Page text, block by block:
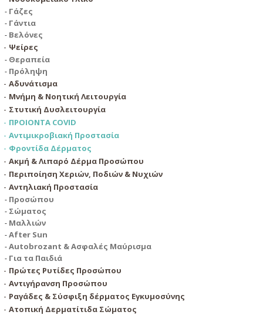
Γάζες
Γάντια
Βελόνες
Ψείρες
Θεραπεία
Πρόληψη
Αδυνάτισμα
Μνήμη & Νοητική Λειτουργία
Στυτική Δυσλειτουργία
ΠΡΟΙΟΝΤΑ COVID
Αντιμικροβιακή Προστασία
Φροντίδα Δέρματος
Ακμή & Λιπαρό Δέρμα Προσώπου
Περιποίηση Χεριών, Ποδιών & Νυχιών
Αντηλιακή Προστασία
Προσώπου
Σώματος
Μαλλιών
After Sun
Autobrozant & Ασφαλές Μαύρισμα
Για τα Παιδιά
Πρώτες Ρυτίδες Προσώπου
Αντιγήρανση Προσώπου
Ραγάδες & Σύσφιξη δέρματος Εγκυμοσύνης
Ατοπική Δερματίτιδα Σώματος